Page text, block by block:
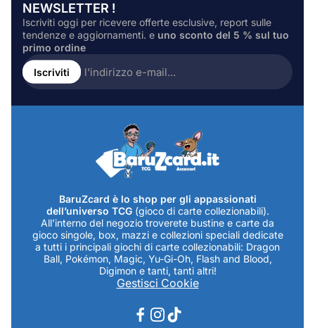
NEWSLETTER !
Iscriviti oggi per ricevere offerte esclusive, report sulle
tendenze e aggiornamenti. e uno sconto del 5 % sul tuo
primo ordine
Inserire
l'indirizzo
e-
Iscriviti
BaruZcard è lo shop per gli appassionati
dell’universo TCG (gioco di carte collezionabili).
All’interno del negozio troverete bustine e carte da
gioco singole, box, mazzi e collezioni speciali dedicate
a tutti i principali giochi di carte collezionabili: Dragon
Ball, Pokémon, Magic, Yu-Gi-Oh, Flash and Blood,
Digimon e tanti, tanti altri!
Gestisci Cookie